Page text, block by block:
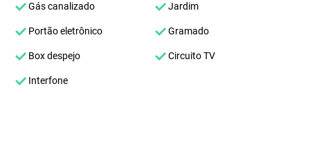
Gás canalizado Jardim
Portão eletrônico Gramado
Box despejo Circuito TV
Interfone